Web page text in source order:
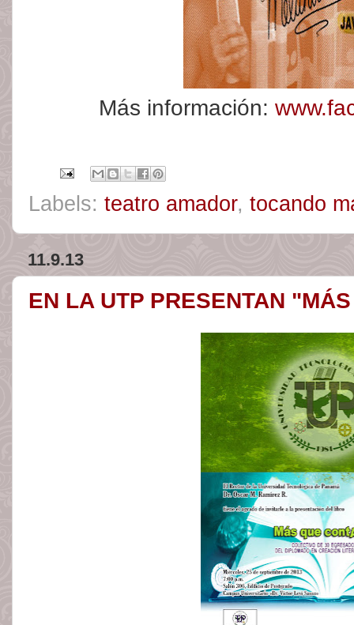
Más información:
Labels: teatro amador, tocando
11.9.13
EN LA UTP PRESENTAN